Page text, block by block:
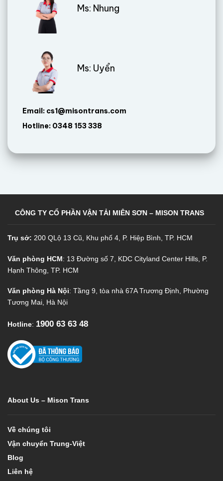
Ms: Nhung
Ms: Uyển
Email: cs1@misontrans.com
Hotline: 0348 153 338
CÔNG TY CỔ PHẦN VẬN TẢI MIÊN SƠN – MISON TRANS
Trụ sở: 200 QLộ 13 Cũ, Khu phố 4, P. Hiệp Bình, TP. HCM
Văn phòng HCM: 13 Đường số 7, KDC Cityland Center Hills, P.
Hạnh Thông, TP. HCM
Văn phòng Hà Nội: Tầng 9, tòa nhà 67A Trương Định, Phường
Tương Mai, Hà Nội
Hotline: 1900 63 63 48
About Us – Mison Trans
Về chúng tôi
Vận chuyển Trung-Việt
Blog
Liên hệ